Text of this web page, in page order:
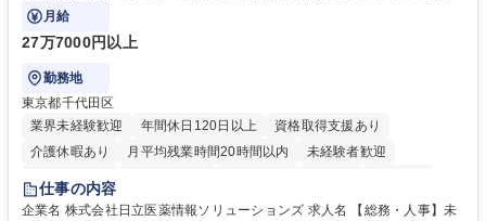
ます。
月給
27万7000円以上
勤務地
東京都千代田区
業界未経験歓迎
年間休日120日以上
資格取得支援あり
介護休暇あり
月平均残業時間20時間以内
未経験者歓迎
住宅手当あり
育休あり
完全週休2日制 交通費支給 土日祝休み 寮・社宅あり
仕事の内容
企業名 株式会社日立医薬情報ソリューションズ 求人名 【総務・人事】未